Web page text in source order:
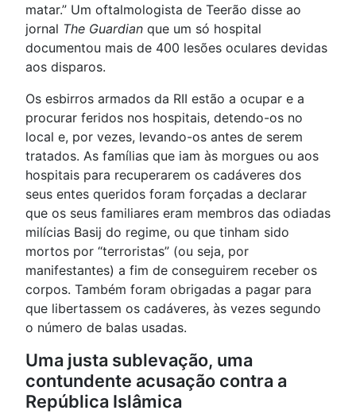
matar.” Um oftalmologista de Teerão disse ao
jornal The Guardian que um só hospital
documentou mais de 400 lesões oculares devidas
aos disparos.
Os esbirros armados da RII estão a ocupar e a
procurar feridos nos hospitais, detendo-os no
local e, por vezes, levando-os antes de serem
tratados. As famílias que iam às morgues ou aos
hospitais para recuperarem os cadáveres dos
seus entes queridos foram forçadas a declarar
que os seus familiares eram membros das odiadas
milícias Basij do regime, ou que tinham sido
mortos por “terroristas” (ou seja, por
manifestantes) a fim de conseguirem receber os
corpos. Também foram obrigadas a pagar para
que libertassem os cadáveres, às vezes segundo
o número de balas usadas.
Uma justa sublevação, uma
contundente acusação contra a
República Islâmica